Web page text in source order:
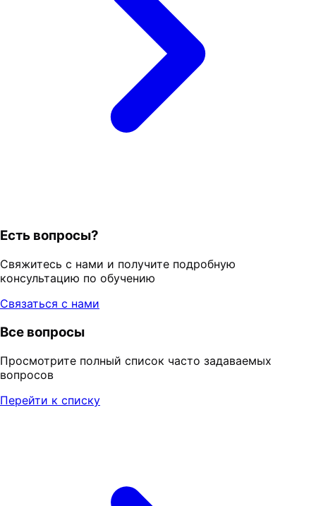
Есть вопросы?
Свяжитесь с нами и получите подробную
консультацию по обучению
Связаться с нами
Все вопросы
Просмотрите полный список часто задаваемых
вопросов
Перейти к списку